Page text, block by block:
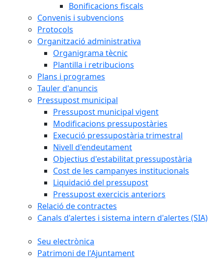
Bonificacions fiscals
Convenis i subvencions
Protocols
Organització administrativa
Organigrama tècnic
Plantilla i retribucions
Plans i programes
Tauler d'anuncis
Pressupost municipal
Pressupost municipal vigent
Modificacions pressupostàries
Execució pressupostària trimestral
Nivell d'endeutament
Objectius d'estabilitat pressupostària
Cost de les campanyes institucionals
Liquidació del pressupost
Pressupost exercicis anteriors
Relació de contractes
Canals d'alertes i sistema intern d'alertes (SIA)
Seu electrònica
Patrimoni de l'Ajuntament